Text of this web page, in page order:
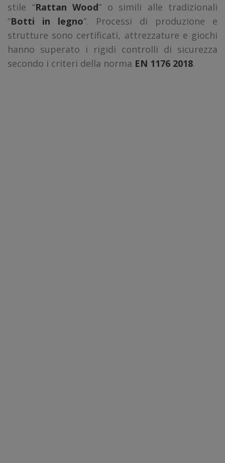
stile “Rattan Wood” o simili alle tradizionali
“Botti in legno”. Processi di produzione e
strutture sono certificati, attrezzature e giochi
hanno superato i rigidi controlli di sicurezza
secondo i criteri della norma EN 1176 2018.